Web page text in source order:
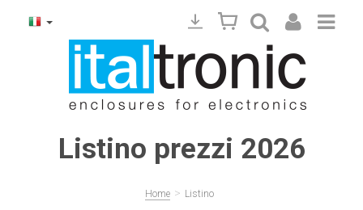
Listino prezzi 2026
Home > Listino